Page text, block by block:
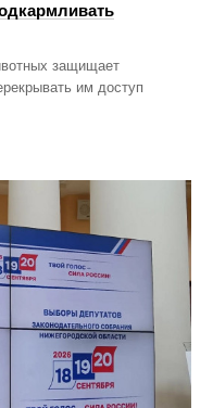
защищает
им доступ